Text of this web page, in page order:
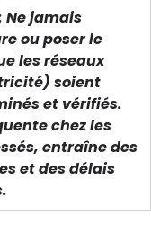
Ne jamais
ou poser le
les réseaux
soient
et vérifiés.
chez les
entraîne des
et des délais